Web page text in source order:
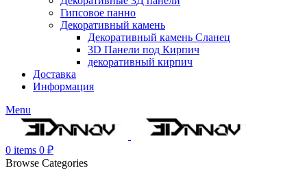
Гипсовое панно
Декоративный камень
Декоративный камень Сланец
3D Панели под Кирпич
декоративный кирпич
Доставка
Информация
Menu
0 items 0 ₽
Browse Categories